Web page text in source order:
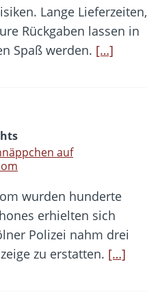
Lange Lieferzeiten,
Rückgaben lassen in
Spaß werden. […]
auf
wurden hunderte
erhielten sich
Polizei nahm drei
zu erstatten. […]